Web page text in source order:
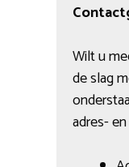
Wilt u
de slag
adres-